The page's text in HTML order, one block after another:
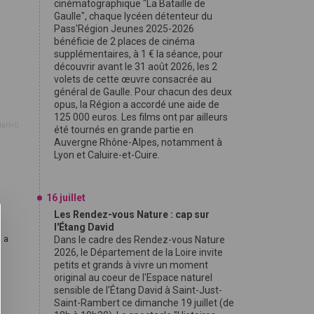
a
cinématographique "La Bataille de
Gaulle", chaque lycéen détenteur du
Pass'Région Jeunes 2025-2026
bénéficie de 2 places de cinéma
supplémentaires, à 1 € la séance, pour
découvrir avant le 31 août 2026, les 2
volets de cette œuvre consacrée au
général de Gaulle. Pour chacun des deux
opus, la Région a accordé une aide de
125 000 euros. Les films ont par ailleurs
été tournés en grande partie en
Auvergne Rhône-Alpes, notamment à
Lyon et Caluire-et-Cuire.
16 juillet
Les Rendez-vous Nature : cap sur
l'Étang David
Dans le cadre des Rendez-vous Nature
2026, le Département de la Loire invite
petits et grands à vivre un moment
original au coeur de l'Espace naturel
sensible de l'Étang David à Saint-Just-
Saint-Rambert ce dimanche 19 juillet (de